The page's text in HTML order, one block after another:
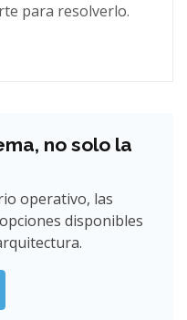
para resolverlo.
no solo la
operativo, las
disponibles